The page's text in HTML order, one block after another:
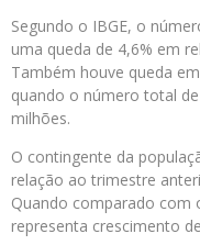
Segundo o IBGE, o
uma queda de 4,6% em
Também houve queda
quando o número total
milhões.
O contingente da
relação ao trimestre
Quando comparado com
representa crescimento